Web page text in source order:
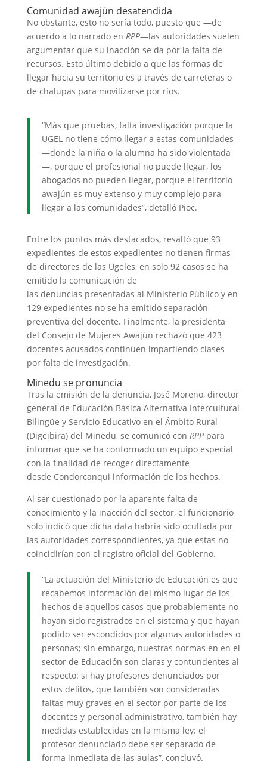
Comunidad awajún desatendida
No obstante, esto no sería todo, puesto que —de
acuerdo a lo narrado en RPP—las autoridades suelen
argumentar que su inacción se da por la falta de
recursos. Esto último debido a que las formas de
llegar hacia su territorio es a través de carreteras o
de chalupas para movilizarse por ríos.
“Más que pruebas, falta investigación porque la
UGEL no tiene cómo llegar a estas comunidades
—donde la niña o la alumna ha sido violentada
—, porque el profesional no puede llegar, los
abogados no pueden llegar, porque el territorio
awajún es muy extenso y muy complejo para
llegar a las comunidades”, detalló Pioc.
Entre los puntos más destacados, resaltó que 93
expedientes de estos expedientes no tienen firmas
de directores de las Ugeles, en solo 92 casos se ha
emitido la comunicación de
las denuncias presentadas al Ministerio Público y en
129 expedientes no se ha emitido separación
preventiva del docente. Finalmente, la presidenta
del Consejo de Mujeres Awajún rechazó que 423
docentes acusados continúen impartiendo clases
por falta de investigación.
Minedu se pronuncia
Tras la emisión de la denuncia, José Moreno, director
general de Educación Básica Alternativa Intercultural
Bilingüe y Servicio Educativo en el Ámbito Rural
(Digeibira) del Minedu, se comunicó con RPPpara
informar que se ha conformado un equipo especial
con la finalidad de recoger directamente
desde Condorcanqui información de los hechos.
Al ser cuestionado por la aparente falta de
conocimiento y la inacción del sector, el funcionario
solo indicó que dicha data habría sido ocultada por
las autoridades correspondientes, ya que estas no
coincidirían con el registro oficial del Gobierno.
“La actuación del Ministerio de Educación es que
recabemos información del mismo lugar de los
hechos de aquellos casos que probablemente no
hayan sido registrados en el sistema y que hayan
podido ser escondidos por algunas autoridades o
personas; sin embargo, nuestras normas en en el
sector de Educación son claras y contundentes al
respecto: si hay profesores denunciados por
estos delitos, que también son consideradas
faltas muy graves en el sector por parte de los
docentes y personal administrativo, también hay
medidas establecidas en la misma ley: el
profesor denunciado debe ser separado de
forma inmediata de las aulas”, concluyó.